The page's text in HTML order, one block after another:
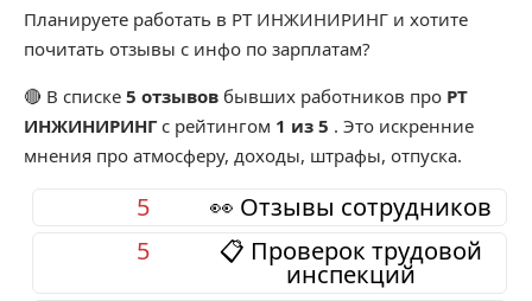
Планируете работать в РТ ИНЖИНИРИНГ и хотите
почитать отзывы с инфо по зарплатам?
🔴 В списке 5 отзывов бывших работников про РТ
ИНЖИНИРИНГ с рейтингом 1 из 5 . Это искренние
мнения про атмосферу, доходы, штрафы, отпуска.
👀 Отзывы сотрудников
5
📋 Проверок трудовой
инспекций
5